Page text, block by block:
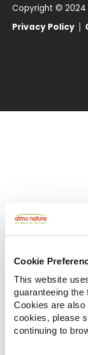
Cookie
This website
guaranteeing
Cookies are
cookies, please
continuing to
Copyright © 2024
Privacy Policy